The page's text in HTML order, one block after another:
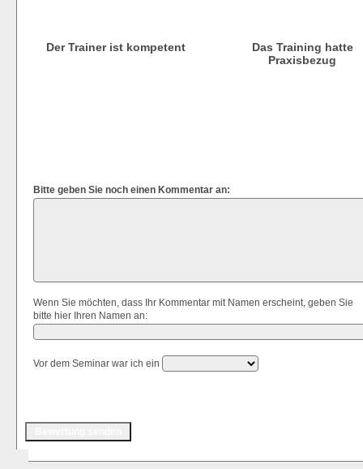
Der Trainer ist kompetent
Das Training hatte
Praxisbezug
Bitte geben Sie noch einen Kommentar an:
Wenn Sie möchten, dass Ihr Kommentar mit Namen erscheint, geben Sie
bitte hier Ihren Namen an:
Vor dem Seminar war ich ein